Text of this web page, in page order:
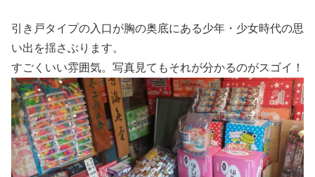
引き戸タイプの入口が胸の奥底にある少年・少女時代の思
い出を揺さぶります。
すごくいい雰囲気。写真見てもそれが分かるのがスゴイ！